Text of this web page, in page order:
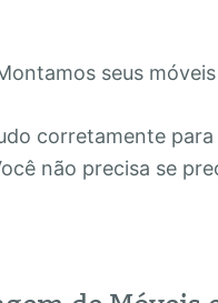
seus
corretamente
não precisa se